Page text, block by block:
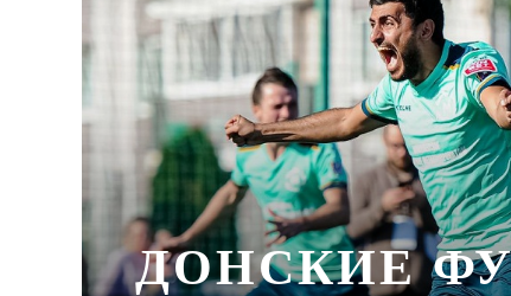
ДОНСКИЕ